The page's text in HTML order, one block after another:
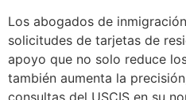
Los abogados de
solicitudes de tarjetas de
apoyo que no solo reduce
también aumenta la
consultas del USCIS en su